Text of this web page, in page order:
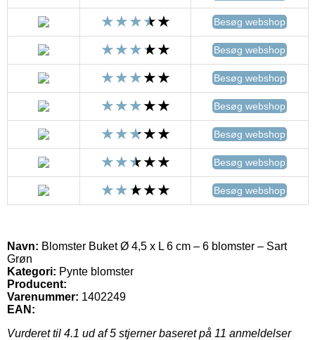
Besøg webshop
Besøg webshop
Besøg webshop
Besøg webshop
Besøg webshop
Besøg webshop
Besøg webshop
Navn: Blomster Buket Ø 4,5 x L 6 cm – 6 blomster – Sart
Grøn
Kategori: Pynte blomster
Producent:
Varenummer: 1402249
EAN:
Vurderet til 4.1 ud af 5 stjerner baseret på 11 anmeldelser